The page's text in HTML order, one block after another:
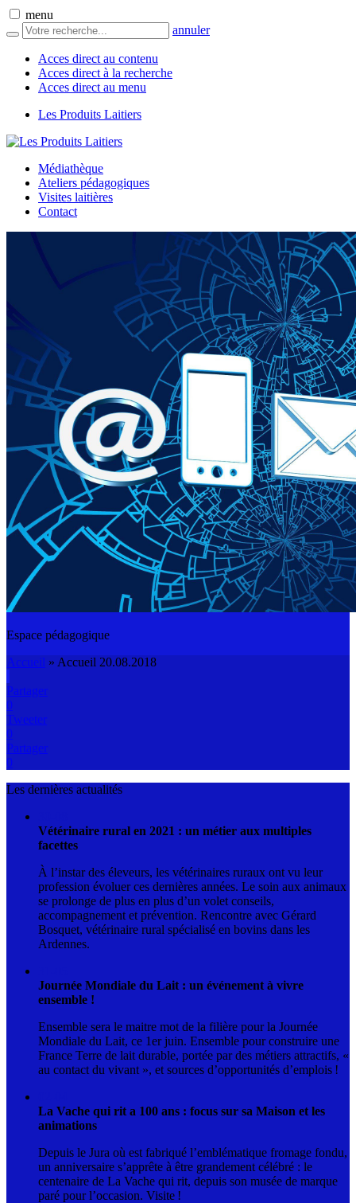
menu
annuler
Acces direct au contenu
Acces direct à la recherche
Acces direct au menu
Les Produits Laitiers
Médiathèque
Ateliers pédagogiques
Visites laitières
Contact
Espace pédagogique
Accueil » Accueil 20.08.2018
Partager
0
Tweeter
0
Partager
0
Les dernières actualités
Vétérinaire rural en 2021 : un métier aux multiples
facettes
À l’instar des éleveurs, les vétérinaires ruraux ont vu leur
profession évoluer ces dernières années. Le soin aux animaux
se prolonge de plus en plus d’un volet conseils,
accompagnement et prévention. Rencontre avec Gérard
Bosquet, vétérinaire rural spécialisé en bovins dans les
Ardennes.
Journée Mondiale du Lait : un événement à vivre
ensemble !
Ensemble sera le maitre mot de la filière pour la Journée
Mondiale du Lait, ce 1er juin. Ensemble pour construire une
France Terre de lait durable, portée par des métiers attractifs, «
au contact du vivant », et sources d’opportunités d’emplois !
La Vache qui rit a 100 ans : focus sur sa Maison et les
animations
Depuis le Jura où est fabriqué l’emblématique fromage fondu,
un anniversaire s’apprête à être grandement célébré : le
centenaire de La Vache qui rit, depuis son musée de marque
paré pour l’occasion. Visite !